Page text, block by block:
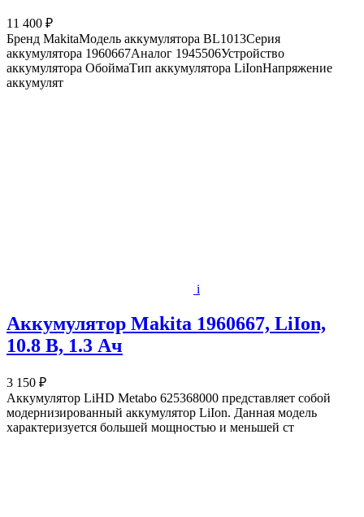
11 400 ₽
Бренд MakitaМодель аккумулятора BL1013Серия
аккумулятора 1960667Аналог 1945506Устройство
аккумулятора ОбоймаТип аккумулятора LiIonНапряжение
аккумулят
i
Аккумулятор Makita 1960667, LiIon,
10.8 В, 1.3 Ач
3 150 ₽
Аккумулятор LiHD Metabo 625368000 представляет собой
модернизированный аккумулятор LiIon. Данная модель
характеризуется большей мощностью и меньшей ст